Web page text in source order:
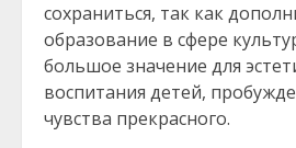
сохраниться, так как
образование в сфере
большое значение для
воспитания детей,
чувства прекрасного.